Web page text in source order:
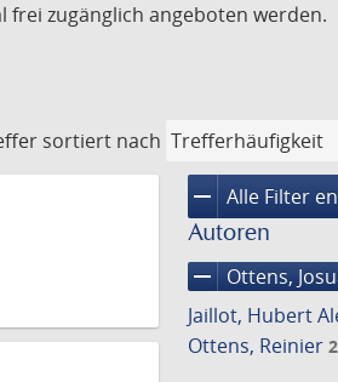
zugänglich angeboten werden.
sortiert nach
remove Alle Filter
Autoren
remove Ottens,
Jaillot, Hubert
Ottens, Reinier 2